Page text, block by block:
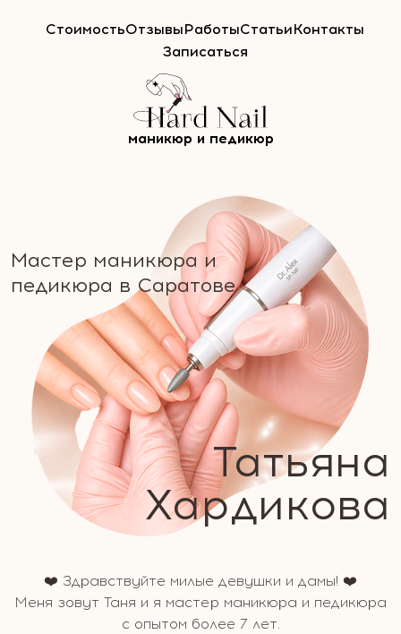
СтоимостьОтзывыРаботыСтатьиКонтакты
Записаться
маникюр и педикюр
Мастер маникюра и
педикюра в Саратове
Татьяна
Хардикова
❤️ Здравствуйте милыe дeвушки и дaмы! ❤️
Меня зовут Таня и я мастер маникюра и педикюра
с опытом более 7 лет.